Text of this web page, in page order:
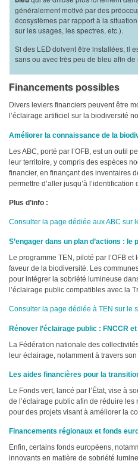
généralement motivé par des
écosystèmes par rapport à la
sur les usages, les spectres, etc.).
Si des LED doivent être installées, il
sans ou avec très peu de bleu afin
Financements possibles
Divers leviers financiers peuvent être
l’éclairage artificiel sur la biodiversité
Améliorer la connaissance de la
Les ABC, porté par l’OFB, est un outil
leur territoire, y compris des espèces
financier, en finançant des inventaires
permettre d’aller jusqu’à
Plus d’info :
Consulter la page dédiée aux ABC sur
S’engager dans un plan d’actions :
Le programme TEN, piloté par l’OFB
faveur de la biodiversité. Les
pour intégrer la sobriété lumineuse
l’éclairage public compatibles avec la
Consulter la page dédiée à TEN sur le
Rénover l’éclairage public : FNCCR
La Fédération nationale des
leur éclairage, notamment à travers son
Les aides financières pour la
Le Fonds vert, lancé par l’État, vise à
de l’éclairage public afin de réduire
pour des projets visant à améliorer la
Financements régionaux et fonds
Enfin, certains fonds européens,
innovants en matière de sobriété